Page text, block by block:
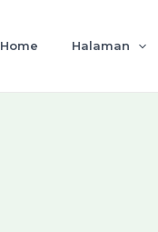
Home Halaman